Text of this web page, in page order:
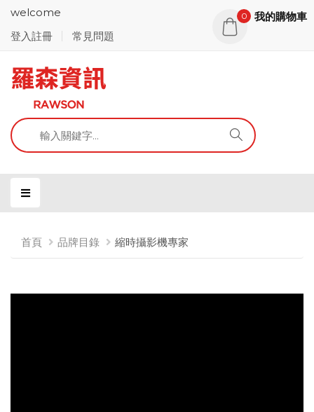
welcome
登入註冊
常見問題
0 我的購物車
首頁 品牌目錄 縮時攝影機專家